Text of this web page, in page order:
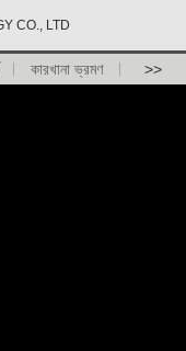
CO., LTD
কারখানা ভ্রমণ >>